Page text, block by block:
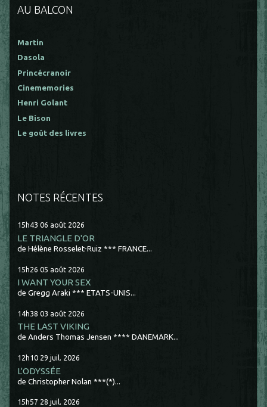
AU BALCON
Martin
Dasola
Princécranoir
Cinememories
Henri Golant
Le Bison
Le goût des livres
NOTES RÉCENTES
15h43 06 août 2026
LE TRIANGLE D'OR
de Hélène Rosselet-Ruiz *** FRANCE...
15h26 05 août 2026
I WANT YOUR SEX
de Gregg Araki *** ETATS-UNIS...
14h38 03 août 2026
THE LAST VIKING
de Anders Thomas Jensen **** DANEMARK...
12h10 29 juil. 2026
L'ODYSSÉE
de Christopher Nolan ***(*)...
15h57 28 juil. 2026